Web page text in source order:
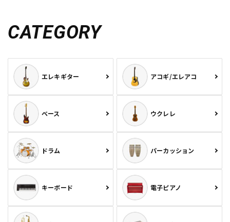
CATEGORY
エレキギター アコギ/エレアコ
ベース ウクレレ
ドラム パーカッション
キーボード 電子ピアノ